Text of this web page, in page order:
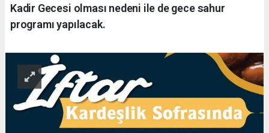
Kadir Gecesi olması nedeni ile de gece sahur
programı yapılacak.